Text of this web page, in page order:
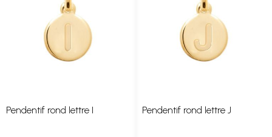
Pendentif rond lettre I Pendentif rond lettre J